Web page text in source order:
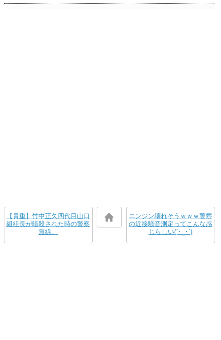
【貴重】竹中正久四代目山口
組組長が暗殺された時の警察
無線。
エンジン壊れそうｗｗｗ警察
の近接騒音測定ってこんな感
じらしい(´･_･`)